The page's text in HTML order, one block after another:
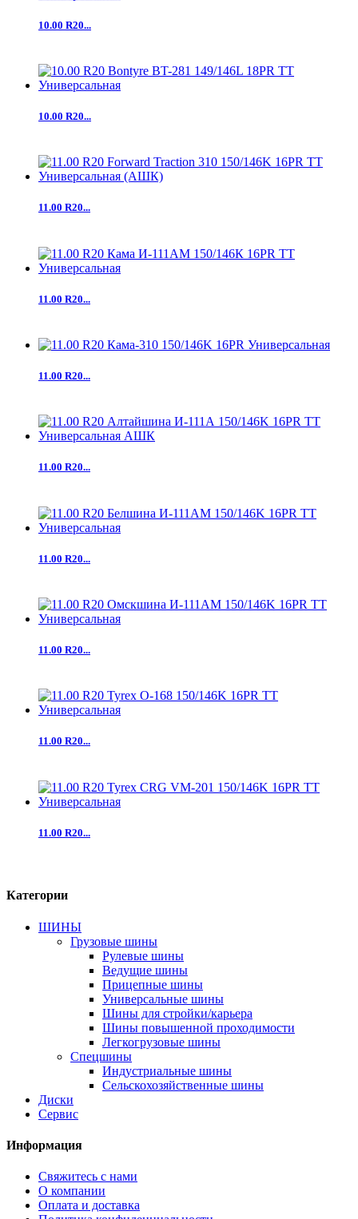
10.00 R20...
10.00 R20...
11.00 R20...
11.00 R20...
11.00 R20...
11.00 R20...
11.00 R20...
11.00 R20...
11.00 R20...
11.00 R20...
Категории
ШИНЫ
Грузовые шины
Рулевые шины
Ведущие шины
Прицепные шины
Универсальные шины
Шины для стройки/карьера
Шины повышенной проходимости
Легкогрузовые шины
Спецшины
Индустриальные шины
Сельскохозяйственные шины
Диски
Сервис
Информация
Свяжитесь с нами
О компании
Оплата и доставка